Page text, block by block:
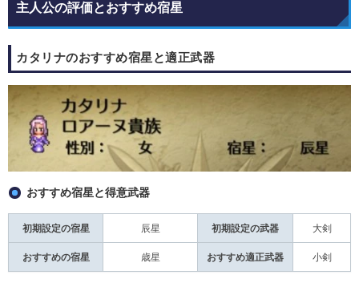
主人公の評価とおすすめ宿星
カタリナのおすすめ宿星と適正武器
おすすめ宿星と得意武器
初期設定の宿星 辰星 初期設定の武器 大剣
おすすめの宿星 歳星 おすすめ適正武器 小剣